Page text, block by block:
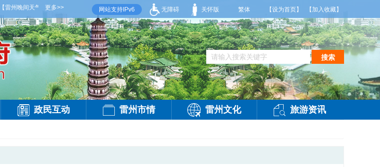
州晚间天气】今晚到明天白天，多云间晴，有雷阵雨，偏西风3级，气温27到36度，相对湿度55%到95%。雷州市气象台2026年08月09日傍
更多>> 网站支持IPv6 无障碍 关怀版 繁体 【设为首页】 【加入收藏】
搜索
政民互动 雷州市情 雷州文化 旅游资讯